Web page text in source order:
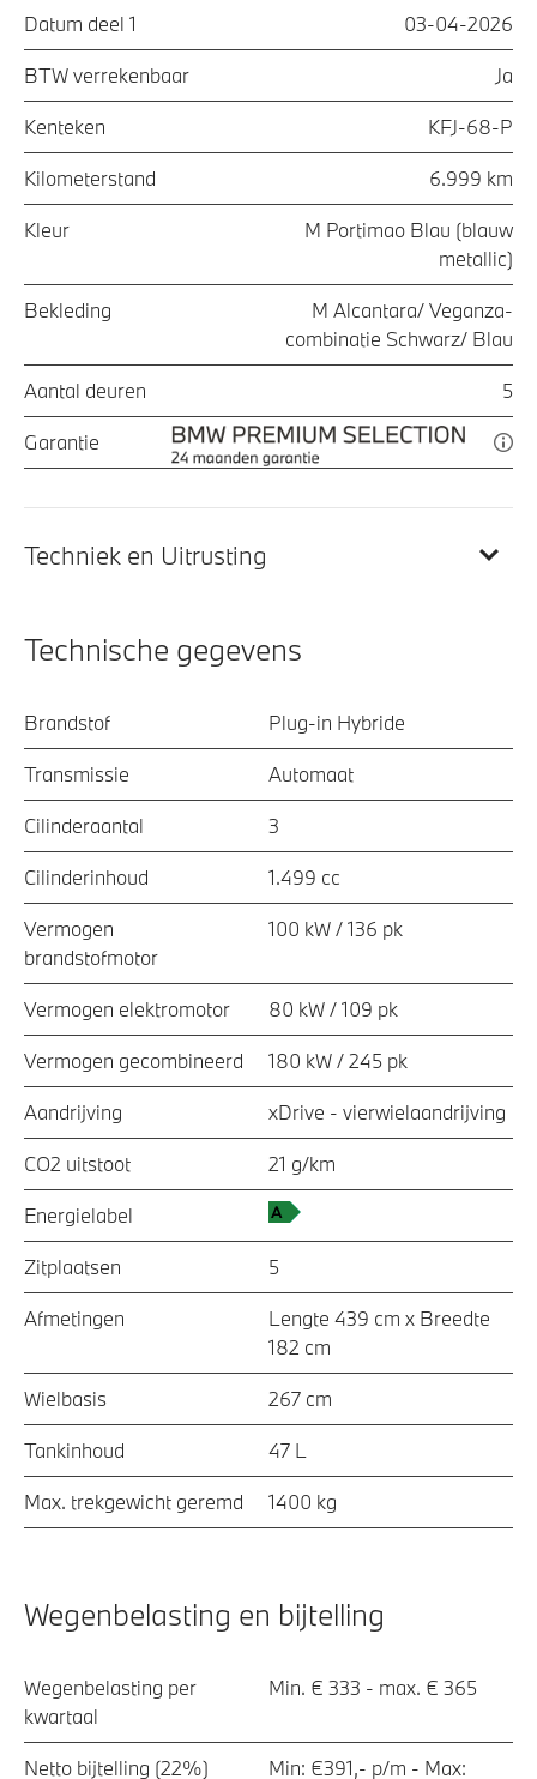
Datum deel 1 03-04-2026
BTW verrekenbaar Ja
Kenteken KFJ-68-P
Kilometerstand 6.999 km
Kleur
M Portimao Blau (blauw
metallic)
Bekleding
M Alcantara/ Veganza-
combinatie Schwarz/ Blau
Aantal deuren 5
Garantie
Techniek en Uitrusting
Technische gegevens
Brandstof Plug-in Hybride
Transmissie Automaat
Cilinderaantal 3
Cilinderinhoud 1.499 cc
Vermogen
brandstofmotor
100 kW / 136 pk
Vermogen elektromotor 80 kW / 109 pk
Vermogen gecombineerd 180 kW / 245 pk
Aandrijving xDrive - vierwielaandrijving
CO2 uitstoot 21 g/km
Energielabel
Zitplaatsen 5
Afmetingen
Lengte 439 cm x Breedte
182 cm
Wielbasis 267 cm
Tankinhoud 47 L
Max. trekgewicht geremd 1400 kg
Wegenbelasting en bijtelling
Wegenbelasting per
kwartaal
Min. € 333 - max. € 365
Netto bijtelling (22%) Min: €391,- p/m - Max: